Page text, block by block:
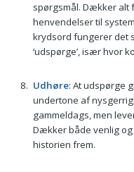
spørgsmål. Dækker alt
henvendelser til
krydsord fungerer det
‘udspørge’, især hvor
Udhøre: At udspørge
undertone af
gammeldags, men
Dækker både venlig
historien frem.